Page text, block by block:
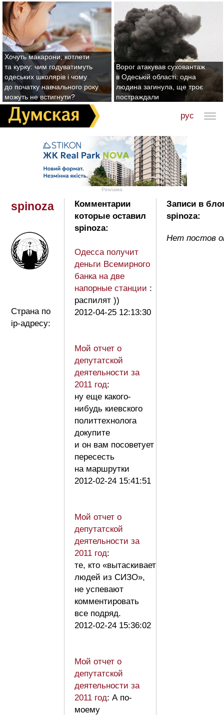
Хочуть макарони, котлети
та курку: чим годуватимуть
одеських школярів і чому
до початку навчального року
можуть не встигнути?
Ворог атакував суховантаж
в Одеській області: одна
людина загинула, ще троє
постраждали
рус
Реклама
spinoza
Страна по
ip-адресу:
Комментарии
которые оставил
spinoza:
Одесса получит
деньги Всемирного
банка на две
напорные станции :
распилят ))
2012-04-25 12:13:30
Мой отчет о
депутатской
деятельности за
2011 год:
ну еще какого-
нибудь киевского
политтехнолога
докупите
и он вам посоветует
пересесть
на маршрутки
2012-02-24 15:41:51
Мой отчет о
депутатской
деятельности за
2011 год:
те, кто «вытаскивает
людей из СИЗО»,
не успевают
комментировать
все подряд.
2012-02-24 15:36:02
Мой отчет о
депутатской
деятельности за
2011 год: А по-
моему
Записи в
spinoza:
Нет постов